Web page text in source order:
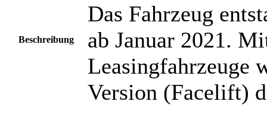
Beschreibung
Das Fahrzeug
ab Januar 2021.
Leasingfahrzeuge
Version (Facelift)